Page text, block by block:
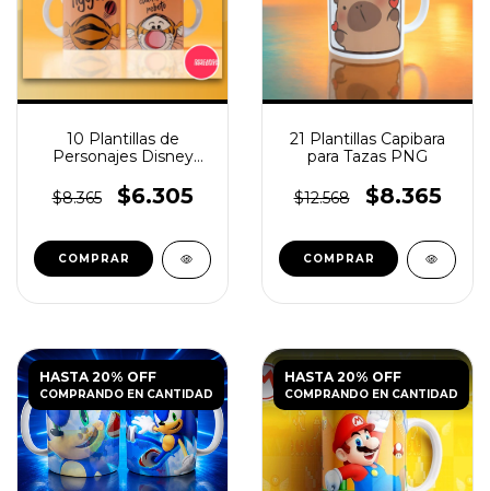
10 Plantillas de
Personajes Disney
$8.365
$6.305
21 Plantillas Capibara
para Tazas PNG
$12.568 $8.365
HASTA 20% OFF
COMPRANDO EN CANTIDAD
HASTA 20% OFF
COMPRANDO EN CANTIDAD